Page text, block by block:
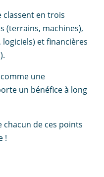
classent en trois
(terrains, machines),
et financières
une
un bénéfice à long
chacun de ces points
!